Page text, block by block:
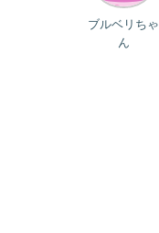
ブルベリちゃ
ん